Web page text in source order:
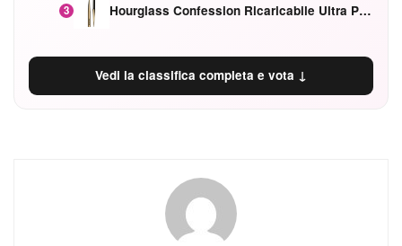
3 Hourglass Confession Ricaricabile Ultra Preciso Ad Alta Intensità Secretly Classic Red
Vedi la classifica completa e vota ↓